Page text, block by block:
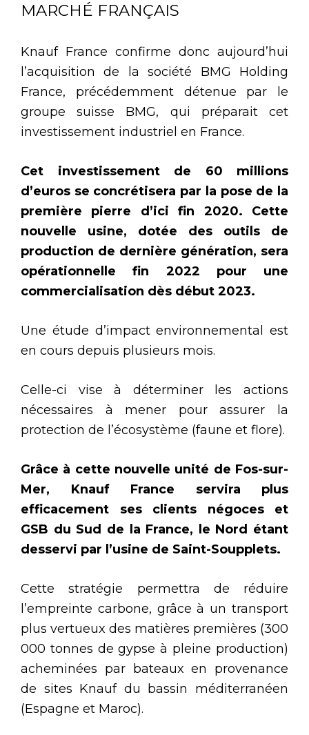
MARCHÉ FRANÇAIS
Knauf France confirme donc aujourd’hui
l’acquisition de la société BMG Holding
France, précédemment détenue par le
groupe suisse BMG, qui préparait cet
investissement industriel en France.
Cet investissement de 60 millions
d’euros se concrétisera par la pose de la
première pierre d’ici fin 2020. Cette
nouvelle usine, dotée des outils de
production de dernière génération, sera
opérationnelle fin 2022 pour une
commercialisation dès début 2023.
Une étude d’impact environnemental est
en cours depuis plusieurs mois.
Celle-ci vise à déterminer les actions
nécessaires à mener pour assurer la
protection de l’écosystème (faune et flore).
Grâce à cette nouvelle unité de Fos-sur-
Mer, Knauf France servira plus
efficacement ses clients négoces et
GSB du Sud de la France, le Nord étant
desservi par l’usine de Saint-Soupplets.
Cette stratégie permettra de réduire
l’empreinte carbone, grâce à un transport
plus vertueux des matières premières (300
000 tonnes de gypse à pleine production)
acheminées par bateaux en provenance
de sites Knauf du bassin méditerranéen
(Espagne et Maroc).